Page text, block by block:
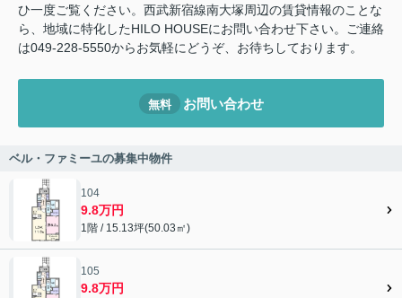
ひ一度ご覧ください。西武新宿線南大塚周辺の賃貸情報のことな
ら、地域に特化したHILO HOUSEにお問い合わせ下さい。ご連絡
は049-228-5550からお気軽にどうぞ、お待ちしております。
無料 お問い合わせ
ベル・ファミーユの募集中物件
104
9.8万円
1階 / 15.13坪(50.03㎡)
105
9.8万円